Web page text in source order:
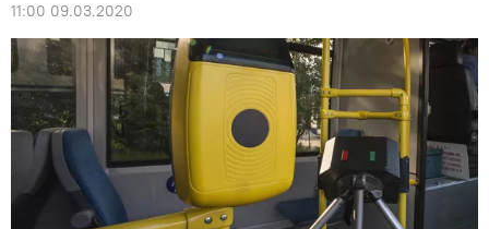
11:00 09.03.2020